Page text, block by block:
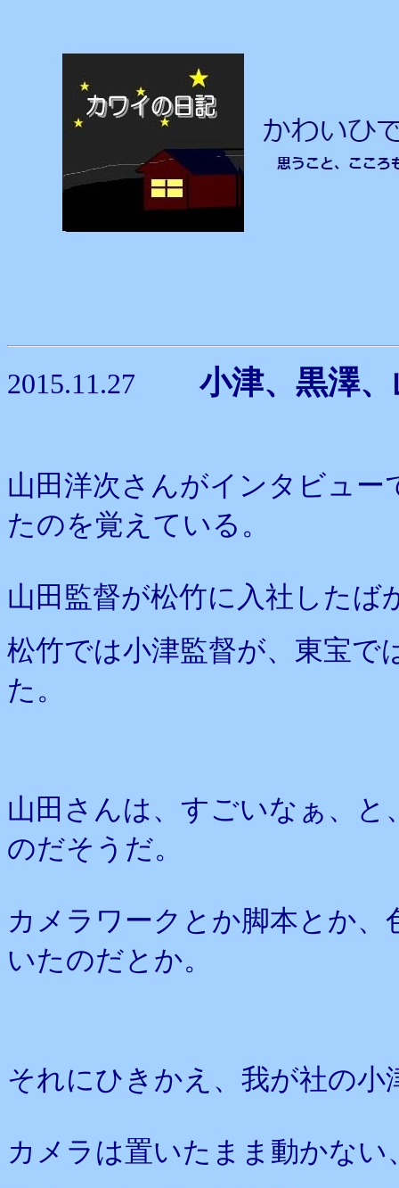
2015.11.27小津、
山田洋次さんがインタビュ
たのを覚えている。
山田監督が松竹に入社したば
松竹では小津監督が、東宝で
た。
山田さんは、すごいなぁ、
のだそうだ。
カメラワークとか脚本とか
いたのだとか。
それにひきかえ、我が社の小
カメラは置いたまま動かない